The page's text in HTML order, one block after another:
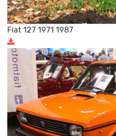
Fiat 127 1971 1987